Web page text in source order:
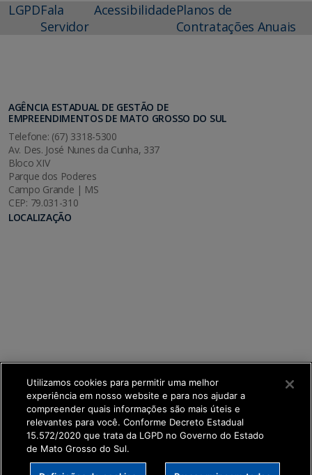
LGPDFala
Servidor
AcessibilidadePlanos de
Contratações Anuais
AGÊNCIA ESTADUAL DE GESTÃO DE
EMPREENDIMENTOS DE MATO GROSSO DO SUL
Telefone: (67) 3318-5300
Av. Des. José Nunes da Cunha, 337
Bloco XIV
Parque dos Poderes
Campo Grande | MS
CEP: 79.031-310
LOCALIZAÇÃO
SETDIG | Secretaria-Executiva de Transformação
Utilizamos cookies para permitir uma melhor
experiência em nosso website e para nos ajudar a
compreender quais informações são mais úteis e
relevantes para você. Conforme Decreto Estadual
15.572/2020 que trata da LGPD no Governo do Estado
de Mato Grosso do Sul.